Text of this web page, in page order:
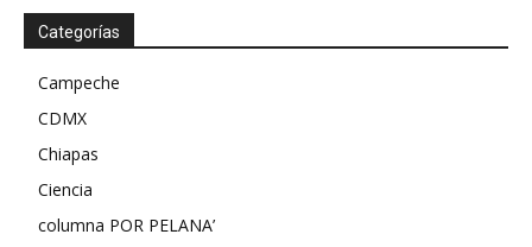
Categorías
Campeche
CDMX
Chiapas
Ciencia
columna POR PELANA’